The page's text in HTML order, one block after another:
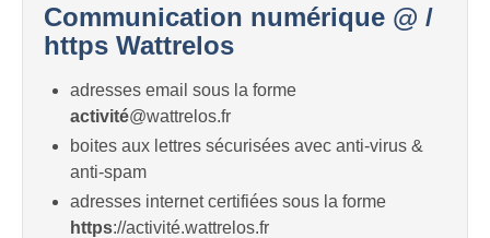
Communication numérique @ /
https Wattrelos
adresses email sous la forme
activité@wattrelos.fr
boites aux lettres sécurisées avec anti-virus &
anti-spam
adresses internet certifiées sous la forme
https://activité.wattrelos.fr